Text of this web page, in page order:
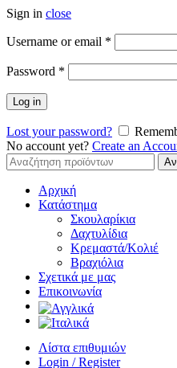
Sign in close
Username or email *
Password *
Log in
Lost your password?
No account yet? Create an
Αναζήτηση
για:
Αρχική
Κατάστημα
Σκουλαρίκια
Δαχτυλίδια
Κρεμαστά/Κολιέ
Βραχιόλια
Σχετικά με μας
Επικοινωνία
Λίστα επιθυμιών
Login / Register